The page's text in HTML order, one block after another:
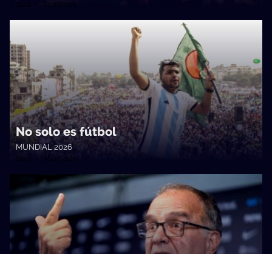
13a0 • 01/07/2026
No solo es fútbol
MUNDIAL 2026
13a0 • 01/07/2026